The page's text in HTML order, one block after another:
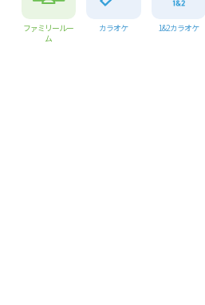
ファミリールー
ム
カラオケ 1&2 カラオケ